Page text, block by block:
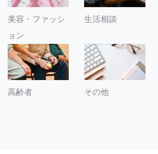
美容・ファッシ
ョン
生活相談
高齢者 その他